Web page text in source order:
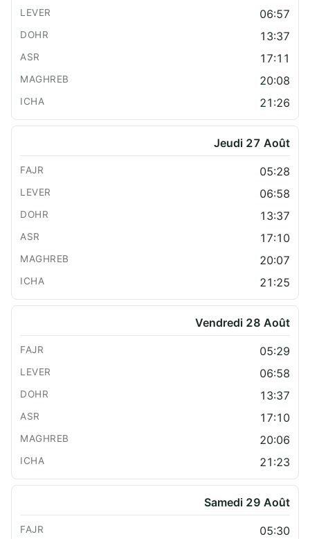
06:57
13:37
17:11
20:08
21:26
Jeudi 27 Août
05:28
06:58
13:37
17:10
20:07
21:25
Vendredi 28 Août
05:29
06:58
13:37
17:10
20:06
21:23
Samedi 29 Août
05:30